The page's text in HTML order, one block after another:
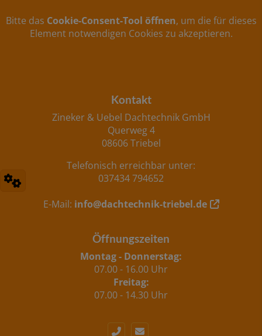
Bitte das Cookie-Consent-Tool öffnen, um die für dieses
Element notwendigen Cookies zu akzeptieren.
Footer - Kontaktdaten und Öffnungszeiten
Kontakt
Zineker & Uebel Dachtechnik GmbH
Querweg 4
08606 Triebel
Telefonisch erreichbar unter:
037434 794652
E-Mail: info@dachtechnik-triebel.de
Öffnungszeiten
Montag - Donnerstag:
07.00 - 16.00 Uhr
Freitag:
07.00 - 14.30 Uhr